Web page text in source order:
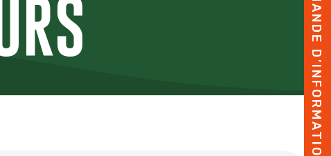
DEMANDE D’INFORMATION